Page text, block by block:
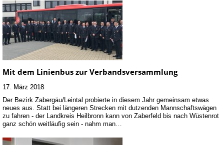
Mit dem Linienbus zur Verbandsversammlung
17. März 2018
Der Bezirk Zabergäu/Leintal probierte in diesem Jahr gemeinsam etwas
neues aus. Statt bei längeren Strecken mit dutzenden Mannschaftswägen
zu fahren - der Landkreis Heilbronn kann von Zaberfeld bis nach Wüstenrot
ganz schön weitläufig sein - nahm man…